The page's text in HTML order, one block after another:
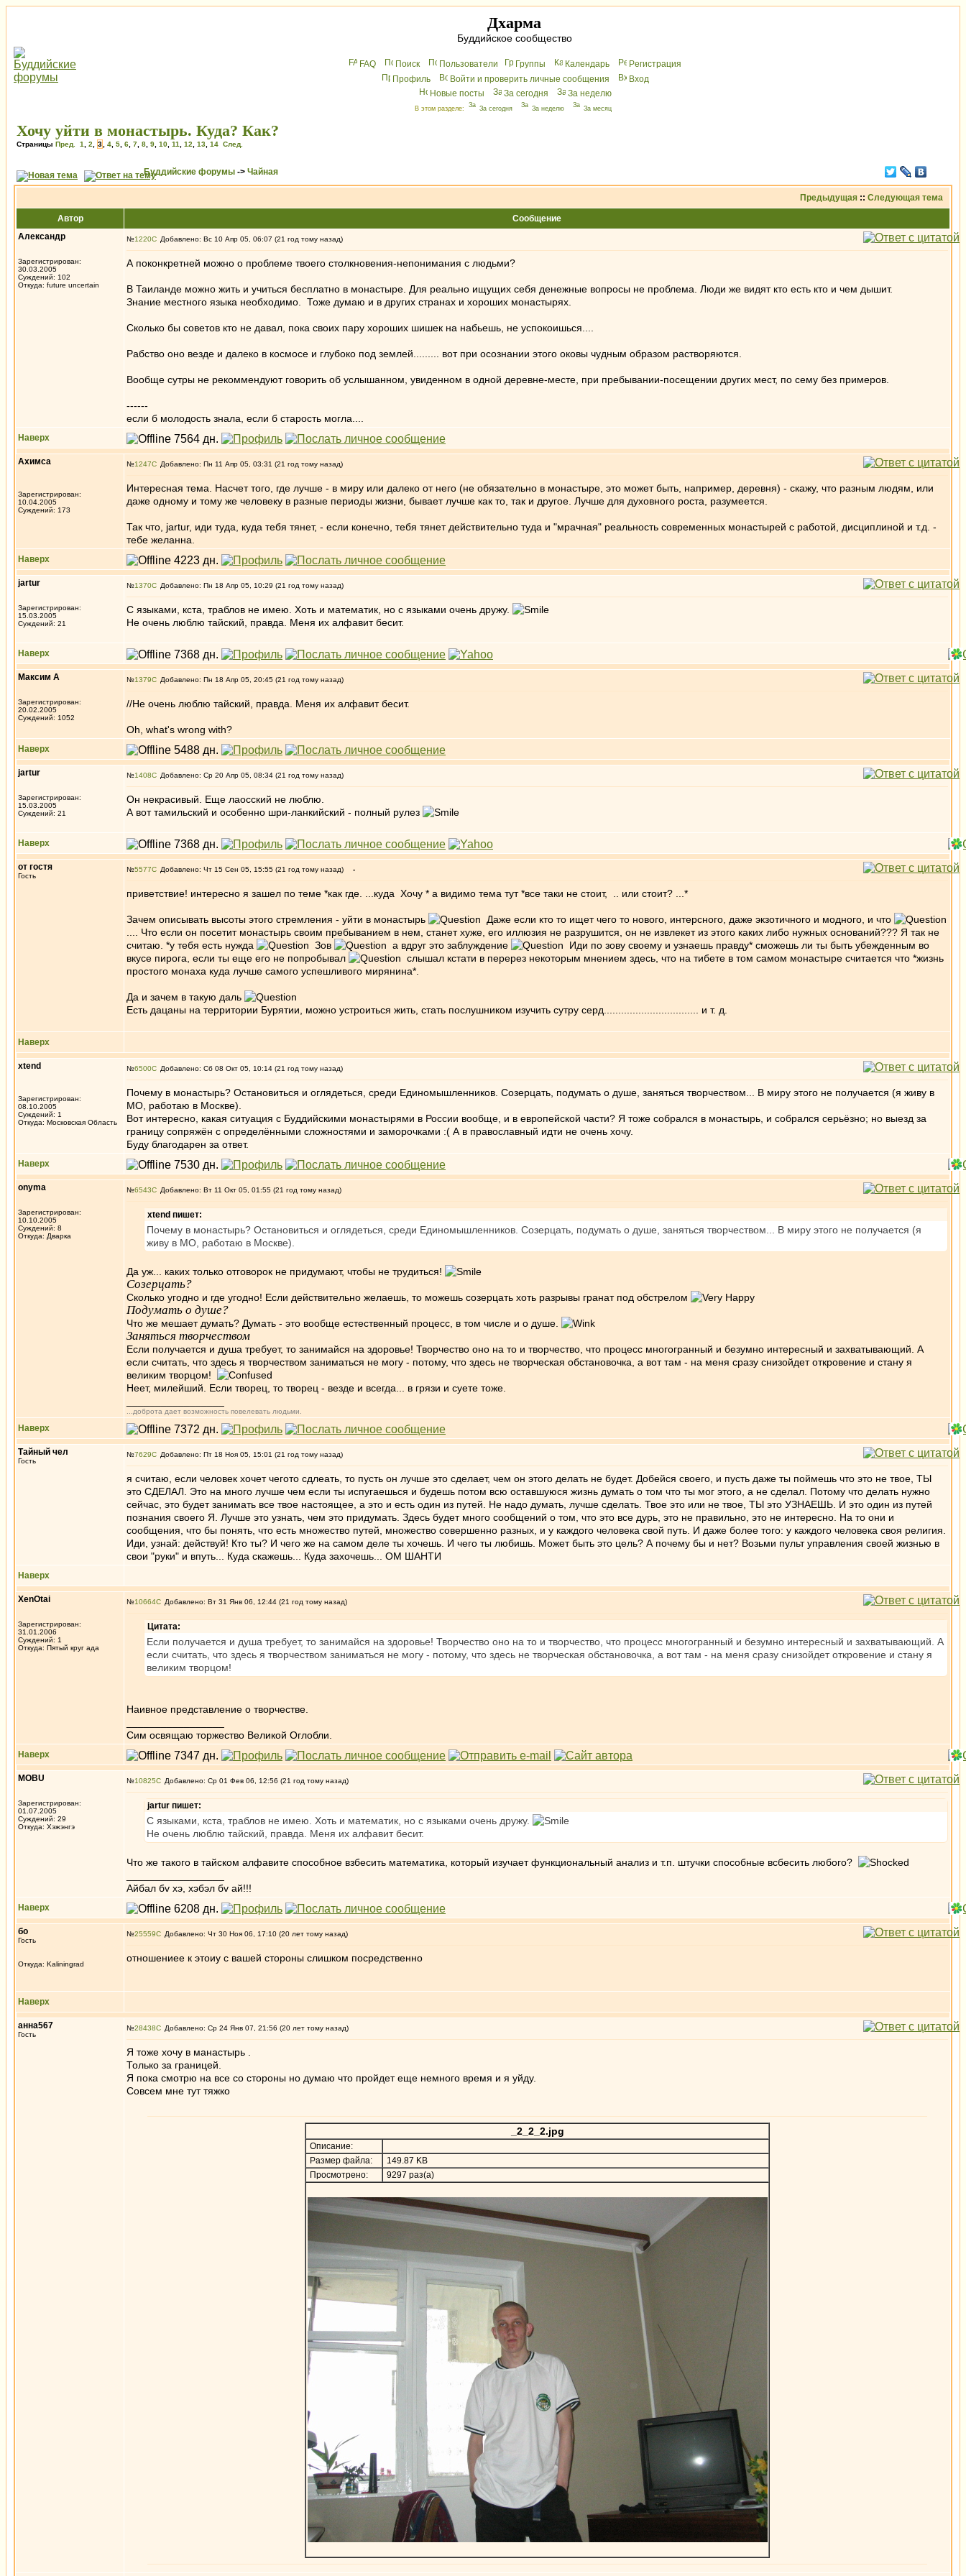
Дхарма
Буддийское сообщество
FAQ Поиск Пользователи Группы Календарь
Peгиcтрaция
Профиль
Войти и проверить личные сообщения
Вхoд
Новые посты
За сегодня За неделю
В этом разделе: За сегодня За неделю За месяц
Хочу уйти в монастырь. Куда? Как?
Страницы Пред. 1 2 3 4 5 6 7 8 9 10 11 12 13 14 След.
Буддийские форумы -> Чайная
Предыдущая :: Следующая тема
Автор
Сообщение
Александр
Зарегистрирован:
30.03.2005
Суждений: 102
Откуда: future uncertain
№1220 Добавлено: Вс 10 Апр 05, 06:07 (21 год тому назад)
А поконкретней можно о проблеме твоего столкновения-непонимания с людьми?
В Таиланде можно жить и учиться бесплатно в монастыре. Для реально ищущих себя денежные вопросы не проблема. Люди же видят кто есть кто и чем дышит.
Знание местного языка необходимо. Тоже думаю и в других странах и хороших монастырях.
Сколько бы советов кто не давал, пока своих пару хороших шишек на набьешь, не успокоишься....
Рабство оно везде и далеко в космосе и глубоко под землей......... вот при осознании этого оковы чудным образом растворяются.
Вообще сутры не рекоммендуют говорить об услышанном, увиденном в одной деревне-месте, при пребывании-посещении других мест, по сему без примеров.
------
если б молодость знала, если б старость могла....
Наверх
Ахимса
Зарегистрирован:
10.04.2005
Суждений: 173
№1247 Добавлено: Пн 11 Апр 05, 03:31 (21 год тому назад)
Интересная тема. Насчет того, где лучше - в миру или далеко от него (не обязательно в монастыре, это может быть, например, деревня) - скажу, что разным людям, или
даже одному и тому же человеку в разные периоды жизни, бывает лучше как то, так и другое. Лучше для духовного роста, разумеется.
Так что, jartur, иди туда, куда тебя тянет, - если конечно, тебя тянет действительно туда и "мрачная" реальность современных монастырей с работой, дисциплиной и т.д. -
тебе желанна.
Наверх
jartur
Зарегистрирован:
15.03.2005
Суждений: 21
№1370 Добавлено: Пн 18 Апр 05, 10:29 (21 год тому назад)
С языками, кста, траблов не имею. Хоть и математик, но с языками очень дружу.
Не очень люблю тайский, правда. Меня их алфавит бесит.
Наверх
Максим А
Зарегистрирован:
20.02.2005
Суждений: 1052
№1379 Добавлено: Пн 18 Апр 05, 20:45 (21 год тому назад)
//Не очень люблю тайский, правда. Меня их алфавит бесит.
Oh, what's wrong with?
Наверх
jartur
Зарегистрирован:
15.03.2005
Суждений: 21
№1408 Добавлено: Ср 20 Апр 05, 08:34 (21 год тому назад)
Он некрасивый. Еще лаосский не люблю.
А вот тамильский и особенно шри-ланкийский - полный рулез
Наверх
от гостя
Гость
№5577 Добавлено: Чт 15 Сен 05, 15:55 (21 год тому назад) -
приветствие! интересно я зашел по теме *как где. ...куда Хочу * а видимо тема тут *все таки не стоит, .. или стоит? ...*
Зачем описывать высоты этого стремления - уйти в монастырь
Даже если кто то ищет чего то нового, интерсного, даже экзотичного и модного, и что
.... Что если он посетит монастырь своим пребыванием в нем, станет хуже, его иллюзия не разрушится, он не извлекет из этого каких либо нужных оснований??? Я так не
считаю. *у тебя есть нужда
Зов а вдруг это заблуждение
Иди по зову своему и узнаешь правду* сможешь ли ты быть убежденным во
вкусе пирога, если ты еще его не попробывал
слышал кстати в перерез некоторым мнением здесь, что на тибете в том самом монастыре считается что *жизнь
простого монаха куда лучше самого успешливого мирянина*.
Да и зачем в такую даль
Есть дацаны на территории Бурятии, можно устроиться жить, стать послушником изучить сутру серд................................. и т. д.
Наверх
xtend
Зарегистрирован:
08.10.2005
Суждений: 1
Откуда: Московская Область
№6500 Добавлено: Сб 08 Окт 05, 10:14 (21 год тому назад)
Почему в монастырь? Остановиться и оглядеться, среди Единомышленников. Созерцать, подумать о душе, заняться творчеством... В миру этого не получается (я живу в
МО, работаю в Москве).
Вот интересно, какая ситуация с Буддийскими монастырями в России вообще, и в европейской части? Я тоже собрался в монастырь, и собрался серьёзно; но выезд за
границу сопряжён с определёнными сложностями и заморочками :( А в православный идти не очень хочу.
Буду благодарен за ответ.
Наверх
onyma
Зарегистрирован:
10.10.2005
Суждений: 8
Откуда: Дварка
№6543 Добавлено: Вт 11 Окт 05, 01:55 (21 год тому назад)
xtend пишет:
Почему в монастырь? Остановиться и оглядеться, среди Единомышленников. Созерцать, подумать о душе, заняться творчеством... В миру этого не получается (я
живу в МО, работаю в Москве).
Да уж... каких только отговорок не придумают, чтобы не трудиться!
Созерцать?
Сколько угодно и где угодно! Если действительно желаешь, то можешь созерцать хоть разрывы гранат под обстрелом
Подумать о душе?
Что же мешает думать? Думать - это вообще естественный процесс, в том числе и о душе.
Заняться творчеством
Если получается и душа требует, то занимайся на здоровье! Творчество оно на то и творчество, что процесс многогранный и безумно интересный и захватывающий. А
если считать, что здесь я творчеством заниматься не могу - потому, что здесь не творческая обстановочка, а вот там - на меня сразу снизойдет откровение и стану я
великим творцом!
Неет, милейший. Если творец, то творец - везде и всегда... в грязи и суете тоже.
...доброта дает возможность повелевать людьми.
Наверх
Тайный чел
Гость
№7629 Добавлено: Пт 18 Ноя 05, 15:01 (21 год тому назад)
я считаю, если человек хочет чегото сдлеать, то пусть он лучше это сделает, чем он этого делать не будет. Добейся своего, и пусть даже ты поймешь что это не твое, ТЫ
это СДЕЛАЛ. Это на много лучше чем если ты испугаешься и будешь потом всю оставшуюся жизнь думать о том что ты мог этого, а не сделал. Потому что делать нужно
сейчас, это будет занимать все твое настоящее, а это и есть один из путей. Не надо думать, лучше сделать. Твое это или не твое, ТЫ это УЗНАЕШЬ. И это один из путей
познания своего Я. Лучше это узнать, чем это придумать. Здесь будет много сообщений о том, что это все дурь, это не правильно, это не интересно. На то они и
сообщения, что бы понять, что есть множество путей, множество совершенно разных, и у каждого человека свой путь. И даже более того: у каждого человека своя религия.
Иди, узнай: действуй! Кто ты? И чего же на самом деле ты хочешь. И чего ты любишь. Может быть это цель? А почему бы и нет? Возьми пульт управления своей жизнью в
свои "руки" и впуть... Куда скажешь... Куда захочешь... ОМ ШАНТИ
Наверх
XenOtai
Зарегистрирован:
31.01.2006
Суждений: 1
Откуда: Пятый круг ада
№10664 Добавлено: Вт 31 Янв 06, 12:44 (21 год тому назад)
Цитата:
Если получается и душа требует, то занимайся на здоровье! Творчество оно на то и творчество, что процесс многогранный и безумно интересный и захватывающий. А
если считать, что здесь я творчеством заниматься не могу - потому, что здесь не творческая обстановочка, а вот там - на меня сразу снизойдет откровение и стану я
великим творцом!
Наивное представление о творчестве.
Сим освящаю торжество Великой Оглобли.
Наверх
MOBU
Зарегистрирован:
01.07.2005
Суждений: 29
Откуда: Хэжэнгэ
№10825 Добавлено: Ср 01 Фев 06, 12:56 (21 год тому назад)
jartur пишет:
С языками, кста, траблов не имею. Хоть и математик, но с языками очень дружу.
Не очень люблю тайский, правда. Меня их алфавит бесит.
Что же такого в тайском алфавите способное взбесить математика, который изучает функциональный анализ и т.п. штучки способные всбесить любого?
Айбал бv хэ, хэбэл бv ай!!!
Наверх
бо
Гость
Откуда: Kaliningrad
№25559 Добавлено: Чт 30 Ноя 06, 17:10 (20 лет тому назад)
отношениее к этоиу с вашей стороны слишком посредственно
Наверх
анна567
Гость
№28438 Добавлено: Ср 24 Янв 07, 21:56 (20 лет тому назад)
Я тоже хочу в манастырь .
Только за границей.
Я пока смотрю на все со стороны но думаю что пройдет еще немного время и я уйду.
Совсем мне тут тяжко
_2_2_2.jpg
Описание:
Размер файла:
149.87 KB
Просмотрено:
9297 раз(а)